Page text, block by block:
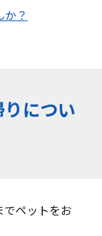
？
につい
でペットをお